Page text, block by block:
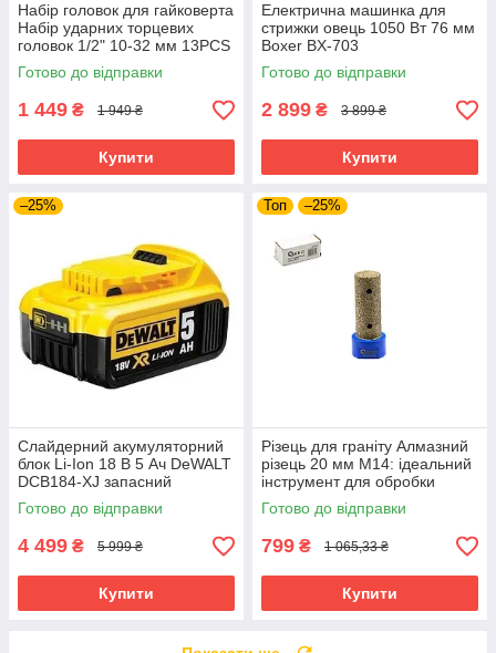
Набір головок для гайковерта
Набір ударних торцевих
головок 1/2" 10-32 мм 13PCS
BJC /довгі/. M58272
Готово до відправки
1 449 ₴ 1 949 ₴
Купити
Електрична машинка для
стрижки овець 1050 Вт 76 мм
Boxer BX-703
електротриммер для стрижки
худоби тварин
Готово до відправки
2 899 ₴ 3 899 ₴
Купити
–25%
Слайдерний акумуляторний
блок Li-Ion 18 В 5 Ач DeWALT
DCB184-XJ запасний
акумулятор для
електроінструменту АКБ лі-
іон
Готово до відправки
4 499 ₴ 5 999 ₴
Купити
Топ –25%
Різець для граніту Алмазний
різець 20 мм М14: ідеальний
інструмент для обробки
кераміки Geko G37520
Готово до відправки
799 ₴ 1 065,33 ₴
Купити